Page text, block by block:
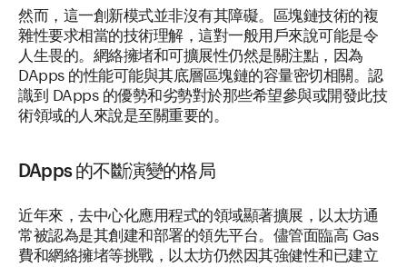
然而，這一創新模式並非沒有其障礙。區塊鏈技術的複
雜性要求相當的技術理解，這對一般用戶來說可能是令
人生畏的。網絡擁堵和可擴展性仍然是關注點，因為
DApps 的性能可能與其底層區塊鏈的容量密切相關。認
識到 DApps 的優勢和劣勢對於那些希望參與或開發此技
術領域的人來說是至關重要的。
DApps 的不斷演變的格局
近年來，去中心化應用程式的領域顯著擴展，以太坊通
常被認為是其創建和部署的領先平台。儘管面臨高 Gas
費和網絡擁堵等挑戰，以太坊仍然因其強健性和已建立